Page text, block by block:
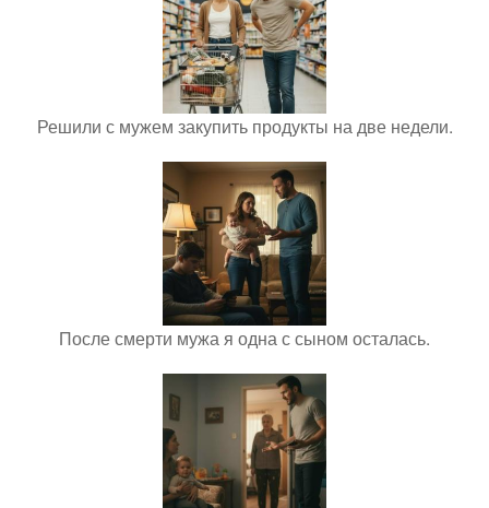
Решили с мужем закупить продукты на две недели.
После смерти мужа я одна с сыном осталась.